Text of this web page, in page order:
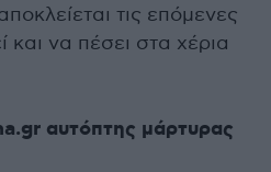
τις επόμενες
και να πέσει στα χέρια
αυτόπτης μάρτυρας